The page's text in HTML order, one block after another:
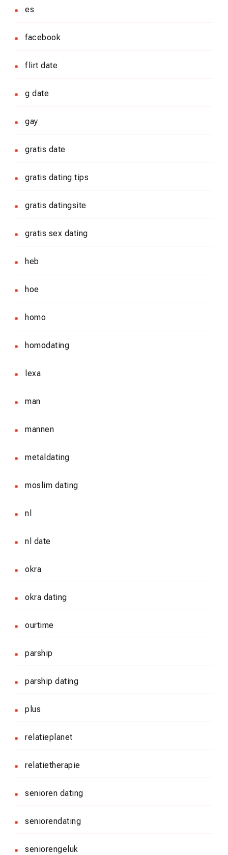
es
facebook
flirt date
g date
gay
gratis date
gratis dating tips
gratis datingsite
gratis sex dating
heb
hoe
homo
homodating
lexa
man
mannen
metaldating
moslim dating
nl
nl date
okra
okra dating
ourtime
parship
parship dating
plus
relatieplanet
relatietherapie
senioren dating
seniorendating
seniorengeluk